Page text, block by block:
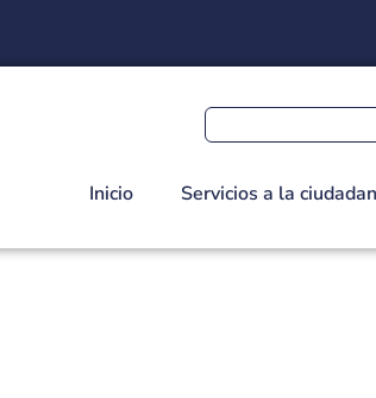
Inicio Servicios a la